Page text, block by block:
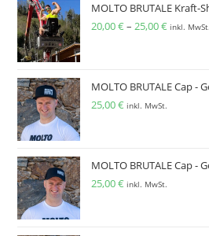
MOLTO BRUTALE Kraft-
20,00€ –25,00€ inkl. MwSt.
MOLTO BRUTALE Cap -
25,00€ inkl. MwSt.
MOLTO BRUTALE Cap -
25,00€ inkl. MwSt.